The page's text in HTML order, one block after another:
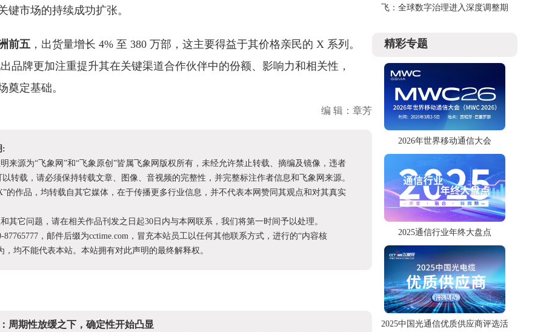
键市场的持续成功扩张。
前五 ，出货量增长 4% 至 380 万部，这主要得益于其价格亲民的 X 系列。
品牌更加注重提升其在关键渠道合作伙伴中的份额、影响力和相关性，
奠定基础。
编 辑：章芳
:
来源为“飞象网”和“飞象原创”皆属飞象网版权所有，未经允许禁止转载、摘编及镜像，违者
转载，请必须保持转载文章、图像、音视频的完整性，并完整标注作者信息和飞象网来源。
的作品，均转载自其它媒体，在于传播更多行业信息，并不代表本网赞同其观点和对其真实
其它问题，请在相关作品刊发之日起30日内与本网联系，我们将第一时间予以处理。
87765777，邮件后缀为cctime.com，冒充本站员工以任何其他联系方式，进行的“内容核
，均不能代表本站。本站拥有对此声明的最终解释权。
周期性放缓之下，确定性开始凸显
飞：全球数字治理进入深度调整期
精彩专题
2026年世界移动通信大会
2025通信行业年终大盘点
2025中国光通信优质供应商评选活